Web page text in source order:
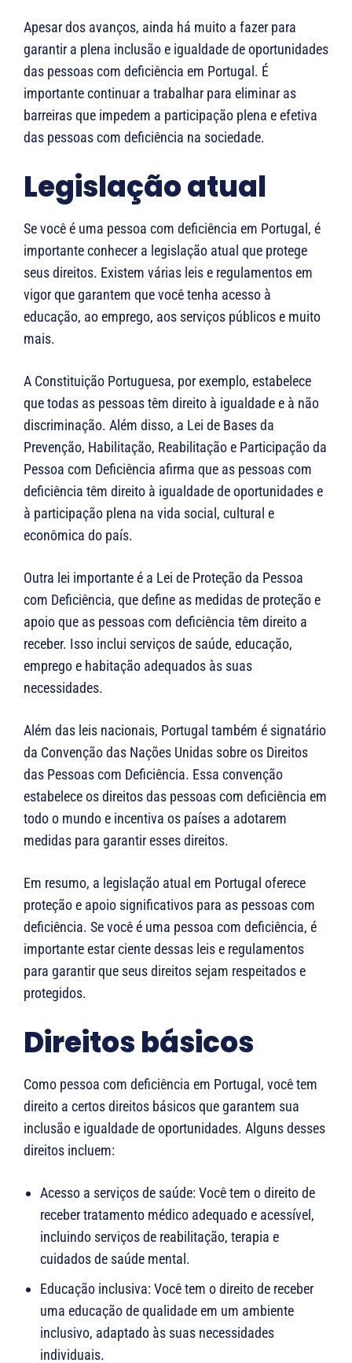
Apesar dos avanços, ainda há muito a fazer para
garantir a plena inclusão e igualdade de oportunidades
das pessoas com deficiência em Portugal. É
importante continuar a trabalhar para eliminar as
barreiras que impedem a participação plena e efetiva
das pessoas com deficiência na sociedade.
Legislação atual
Se você é uma pessoa com deficiência em Portugal, é
importante conhecer a legislação atual que protege
seus direitos. Existem várias leis e regulamentos em
vigor que garantem que você tenha acesso à
educação, ao emprego, aos serviços públicos e muito
mais.
A Constituição Portuguesa, por exemplo, estabelece
que todas as pessoas têm direito à igualdade e à não
discriminação. Além disso, a Lei de Bases da
Prevenção, Habilitação, Reabilitação e Participação da
Pessoa com Deficiência afirma que as pessoas com
deficiência têm direito à igualdade de oportunidades e
à participação plena na vida social, cultural e
econômica do país.
Outra lei importante é a Lei de Proteção da Pessoa
com Deficiência, que define as medidas de proteção e
apoio que as pessoas com deficiência têm direito a
receber. Isso inclui serviços de saúde, educação,
emprego e habitação adequados às suas
necessidades.
Além das leis nacionais, Portugal também é signatário
da Convenção das Nações Unidas sobre os Direitos
das Pessoas com Deficiência. Essa convenção
estabelece os direitos das pessoas com deficiência em
todo o mundo e incentiva os países a adotarem
medidas para garantir esses direitos.
Em resumo, a legislação atual em Portugal oferece
proteção e apoio significativos para as pessoas com
deficiência. Se você é uma pessoa com deficiência, é
importante estar ciente dessas leis e regulamentos
para garantir que seus direitos sejam respeitados e
protegidos.
Direitos básicos
Como pessoa com deficiência em Portugal, você tem
direito a certos direitos básicos que garantem sua
inclusão e igualdade de oportunidades. Alguns desses
direitos incluem:
Acesso a serviços de saúde: Você tem o direito de
receber tratamento médico adequado e acessível,
incluindo serviços de reabilitação, terapia e
cuidados de saúde mental.
Educação inclusiva: Você tem o direito de receber
uma educação de qualidade em um ambiente
inclusivo, adaptado às suas necessidades
individuais.